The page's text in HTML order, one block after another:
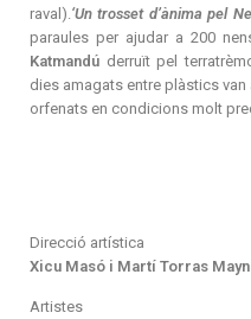
raval). ‘Un trosset d’ànima pel
paraules per ajudar a 200
Katmandú derruït pel
dies amagats entre plàstics
orfenats en condicions molt
Direcció artística
Xicu Masó i Martí Torras
Artistes